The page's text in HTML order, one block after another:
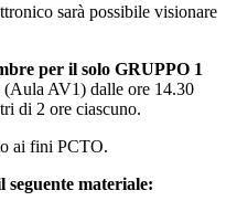
sarà possibile visionare
per il solo GRUPPO 1
(Aula AV1) dalle ore 14.30
di 2 ore ciascuno.
ai fini PCTO.
materiale: